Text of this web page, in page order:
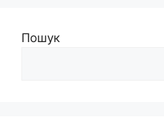
Пошук